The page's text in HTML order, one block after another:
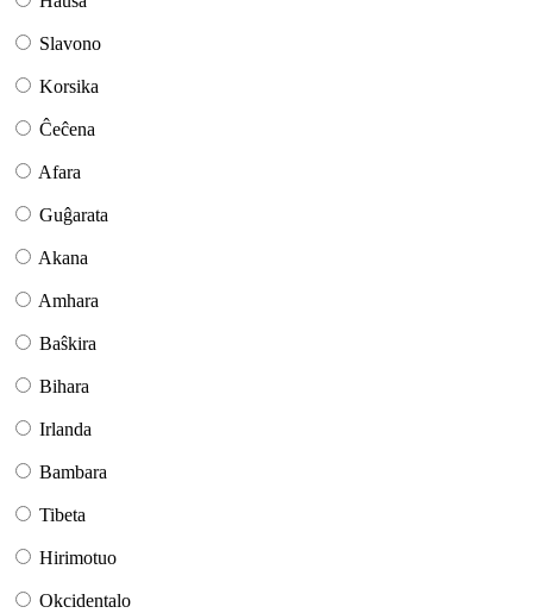
Slavono
Korsika
Ĉeĉena
Afara
Guĝarata
Akana
Amhara
Baŝkira
Bihara
Irlanda
Bambara
Tibeta
Hirimotuo
Okcidentalo